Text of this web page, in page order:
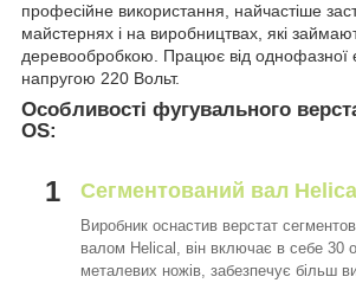
професійне використання, найчастіше
майстернях і на виробництвах, які
деревообробкою. Працює від однофазної
напругою 220 Вольт.
Особливості фугувального
OS:
1 Сегментований вал Helical
Виробник оснастив верстат
валом Helical, він включає в себе 30
металевих ножів, забезпечує більш